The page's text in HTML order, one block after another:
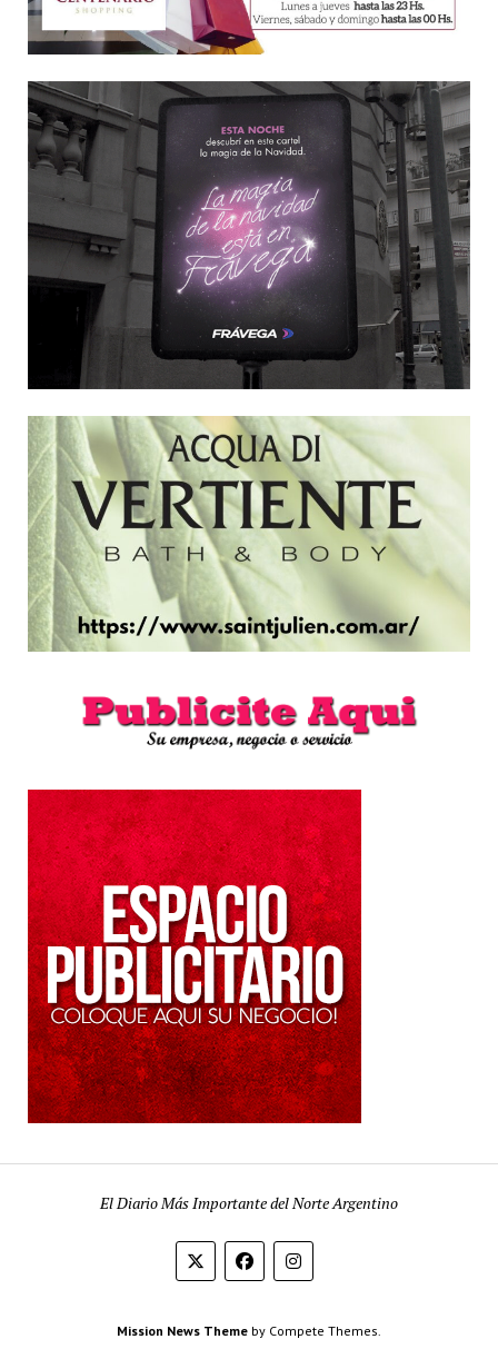
El Diario Más Importante del Norte Argentino
Mission News Theme by Compete Themes.